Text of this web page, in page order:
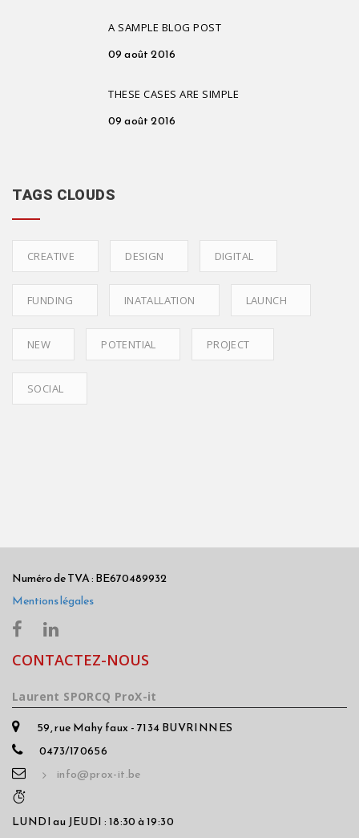
A SAMPLE BLOG POST
09 août 2016
THESE CASES ARE SIMPLE
09 août 2016
TAGS CLOUDS
CREATIVE DESIGN DIGITAL
FUNDING INATALLATION LAUNCH
NEW POTENTIAL PROJECT
SOCIAL
Numéro de TVA : BE670489932
Mentions légales
CONTACTEZ-NOUS
Laurent SPORCQ ProX-it
59, rue Mahy faux - 7134 BUVRINNES
0473/170656
info@prox-it.be
LUNDI au JEUDI : 18:30 à 19:30